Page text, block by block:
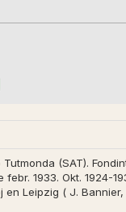
(SAT).
1933. Okt.
Leipzig ( J.
Dir. de la